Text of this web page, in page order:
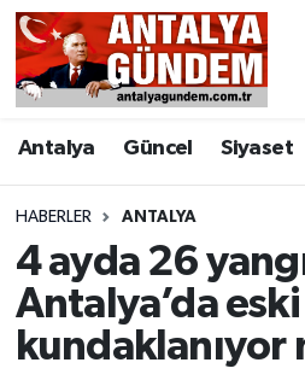
Antalya Güncel Siyaset
HABERLER ANTALYA
4 ayda 26
Antalya’da eski
kundaklanıyor
Antalya
Asayiş
Bilim & Teknoloji
Bölge
EĞİTİM
Antalya Nöbetçi
Antalya Hava Durumu
Antalya Namaz Vakitleri
Antalya Trafik Yoğunluk
Süper Lig Puan Durumu